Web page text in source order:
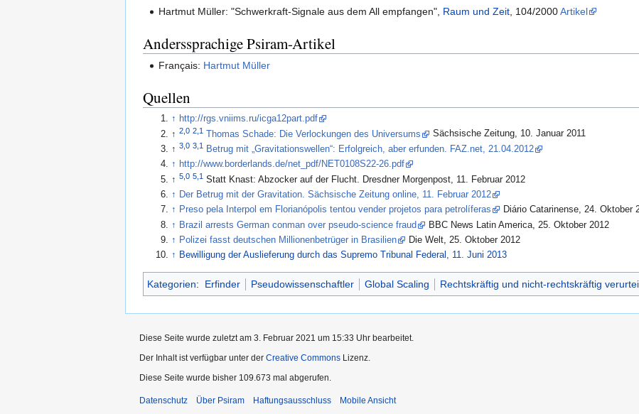
Hartmut Müller: "Schwerkraft-Signale aus dem All empfangen", Raum und Zeit , 104/2000Artikel
Anderssprachige Psiram-Artikel
Français: Hartmut Müller
Quellen
↑ http://rgs.vniims.ru/icga12part.pdf
↑2,0 2,1 Thomas Schade: Die Verlockungen des Universums
Sächsische Zeitung, 10. Januar 2011
↑3,0 3,1
Betrug mit „Gravitationswellen“: Erfolgreich, aber erfunden. FAZ.net, 21.04.2012
↑ http://www.borderlands.de/net_pdf/NET0108S22-26.pdf
↑5,0 5,1 Statt Knast: Abzocker auf der Flucht. Dresdner Morgenpost, 11. Februar 2012
↑ Der Betrug mit der Gravitation. Sächsische Zeitung online, 11. Februar 2012
↑ Preso pela Interpol em Florianópolis tentou vender projetos para petrolíferas
Diário Catarinense, 24. Oktober
↑ Brazil arrests German conman over pseudo-science fraud
BBC News Latin America, 25. Oktober 2012
↑ Polizei fasst deutschen Millionenbetrüger in Brasilien
Die Welt, 25. Oktober 2012
↑ Bewilligung der Auslieferung durch das Supremo Tribunal Federal, 11. Juni 2013
Kategorien: Erfinder Pseudowissenschaftler Global Scaling Rechtskräftig und nicht-rechtskräftig
Diese Seite wurde zuletzt am 3. Februar 2021 um 15:33 Uhr bearbeitet.
Der Inhalt ist verfügbar unter der Creative Commons Lizenz.
Diese Seite wurde bisher 109.673 mal abgerufen.
Datenschutz Über Psiram Haftungsausschluss Mobile Ansicht